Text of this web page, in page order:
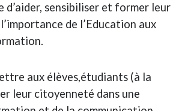
d’aider, sensibiliser et former leur
de l’Education aux
aux élèves,étudiants (à la
leur citoyenneté dans une